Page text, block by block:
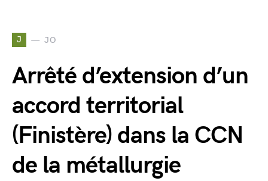
J JO
Arrêté d’extension d’un
accord territorial
(Finistère) dans la CCN
de la métallurgie